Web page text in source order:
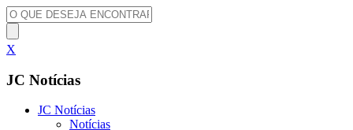
X
JC Notícias
JC Notícias
Notícias